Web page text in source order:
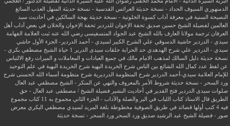
الدمنهوري السيوف الحداد - نسخة حديثة العرائس القدسية - نسخة حديثة المنهل العذب السائغ
النصيحة السنية في معرفة آداب كسوة الخلوتية - نسخة حديثة بهجة السالكين في أحاديث سيد
العالمين لفضيلة الشيخ حسين صديق تحفة الإخوان للدردير تحفة الإخوان والخلان في بعض آداب أهل
العرفان ترجمة مولانا العارف بالله الشيخ عبد الجواد المنسفيسى رضي الله عنه ثبت العلامة الفهامة
سيدي - الدردير
حاشية الدسوقي علي الشرح الكبير لسيدي - أحمد الدردير- الجزء الأول حاشي
سيدي - الدردير علي شرح الهدهدي حد الحرابة حلقات سيدى الدرير 1
حياة الشيخ مصطفي بكري -
نسخة حديثة دليل السالك لمذهب الامام مالك في جميع العبادات و المعاملات و الميراث رفع الالتباس
عن لفظ عدد كمال الله الشائع بين الناس شرح الخريدة البهية شرح الخريدة البهية في علم التوحيد
للإمام العلامة سيدي-أحمد الدردير شرح المنظومة الدرديرية شرح منظومة أسماء الله الحسنى شرح
ورد السحر - نسخة حديثة شروط الأمر بالمعروف والنهي عن المنكر - الشيخ مصطفي عبد العال
صلوات سيدى الدردير فتح القدير في أحاديث البشير فضيلة الشيخ / مصطفى عبد العال - حق
الطريق قال الاستاذ كتاب اللباب في البر والصلة والآداب - الجزء الثاني مجموع به 11 كتاب
مجموع
فيه 4 كتب أولها قصائد في طريق الصوفية
مخطوطة بلغة المريد لسيدي مصطفي البكري معرض
صور - فضيلة الشيخ عبد الرشيد صديق ورد السحر ورد السحر - نسخة حديثة